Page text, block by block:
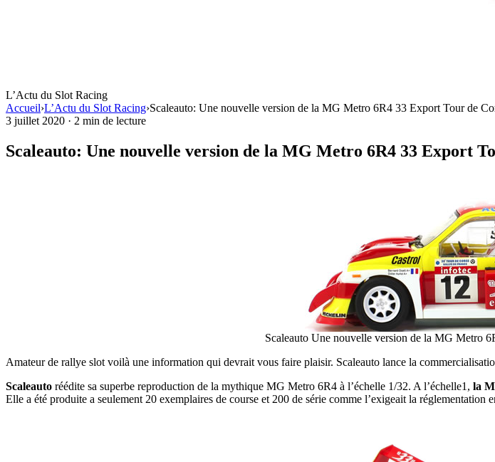
L’Actu du Slot Racing
Accueil›L’Actu du Slot Racing›Scaleauto: Une nouvelle version de la MG Metro 6R4 33 Export Tour de
3 juillet 2020 · 2 min de lecture
Scaleauto: Une nouvelle version de la MG Metro 6R4 33 Export
Scaleauto Une nouvelle version de la MG Metro
Amateur de rallye slot voilà une information qui devrait vous faire plaisir. Scaleauto lance la
Scaleauto réédite sa superbe reproduction de la mythique MG Metro 6R4 à l’échelle 1/32. A l’échelle1, la
Elle a été produite a seulement 20 exemplaires de course et 200 de série comme l’exigeait la réglementation